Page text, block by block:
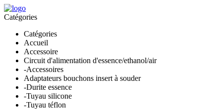
Catégories
Catégories
Accueil
Accessoire
Circuit d'alimentation d'essence/ethanol/air
-Accessoires
Adaptateurs bouchons insert à souder
-Durite essence
-Tuyau silicone
-Tuyau téflon